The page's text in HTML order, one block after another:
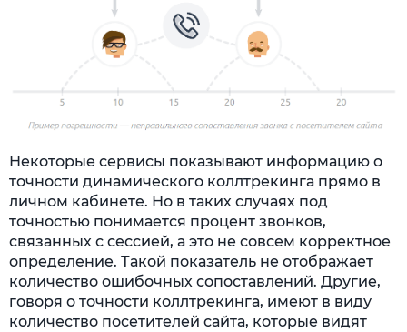
Некоторые сервисы показывают информацию о
точности динамического коллтрекинга прямо в
личном кабинете. Но в таких случаях под
точностью понимается процент звонков,
связанных с сессией, а это не совсем корректное
определение. Такой показатель не отображает
количество ошибочных сопоставлений. Другие,
говоря о точности коллтрекинга, имеют в виду
количество посетителей сайта, которые видят